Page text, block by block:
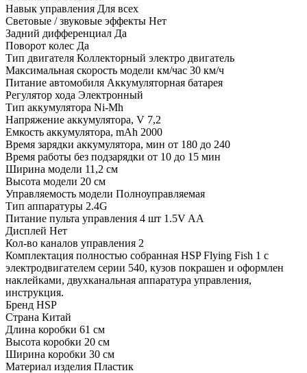
Навык управления Для всех
Световые / звуковые эффекты Нет
Задний дифференциал Да
Поворот колес Да
Тип двигателя Коллекторный электро двигатель
Максимальная скорость модели км/час 30 км/ч
Питание автомобиля Аккумуляторная батарея
Регулятор хода Электронный
Тип аккумулятора Ni-Mh
Напряжение аккумулятора, V 7,2
Емкость аккумулятора, mAh 2000
Время зарядки аккумулятора, мин от 180 до 240
Время работы без подзарядки от 10 до 15 мин
Ширина модели 11,2 см
Высота модели 20 см
Управляемость модели Полноуправляемая
Тип аппаратуры 2.4G
Питание пульта управления 4 шт 1.5V AA
Дисплей Нет
Кол-во каналов управления 2
Комплектация полностью собранная HSP Flying Fish 1 с
электродвигателем серии 540, кузов покрашен и оформлен
наклейками, двухканальная аппаратура управления,
инструкция.
Бренд HSP
Страна Китай
Длина коробки 61 см
Высота коробки 20 см
Ширина коробки 30 см
Материал изделия Пластик